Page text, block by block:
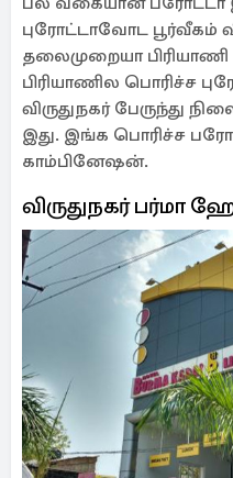
புரோட்டாவோட பூர்வீகம்
தலைமுறையா
பிரியாணில பொரிச்ச
விருதுநகர் பேருந்து
இது. இங்க பொரிச்ச
காம்பினேஷன்.
விருதுநகர் பர்மா